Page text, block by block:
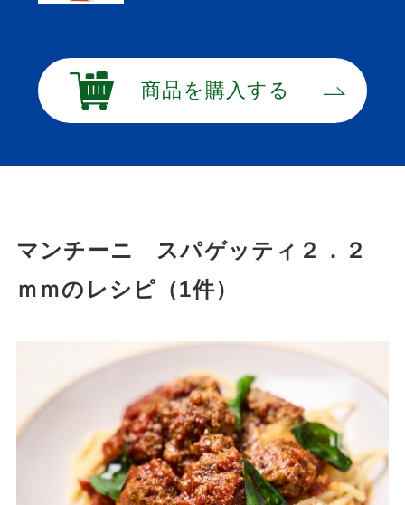
商品を購入する
マンチーニ スパゲッティ２．２
ｍｍのレシピ（1件）